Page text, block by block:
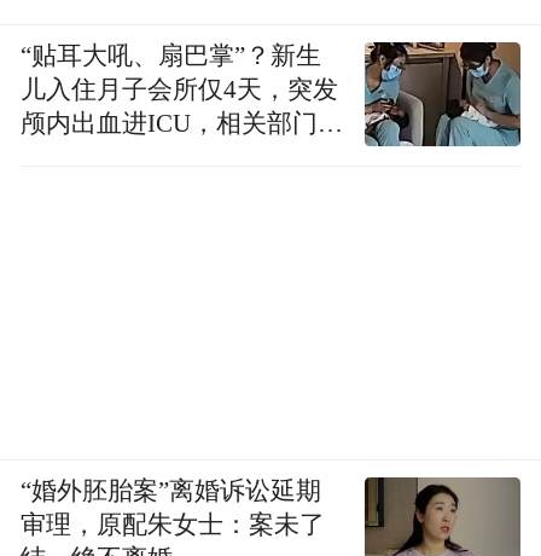
“贴耳大吼、扇巴掌”？新生
儿入住月子会所仅4天，突发
颅内出血进ICU，相关部门已
“婚外胚胎案”离婚诉讼延期
审理，原配朱女士：案未了